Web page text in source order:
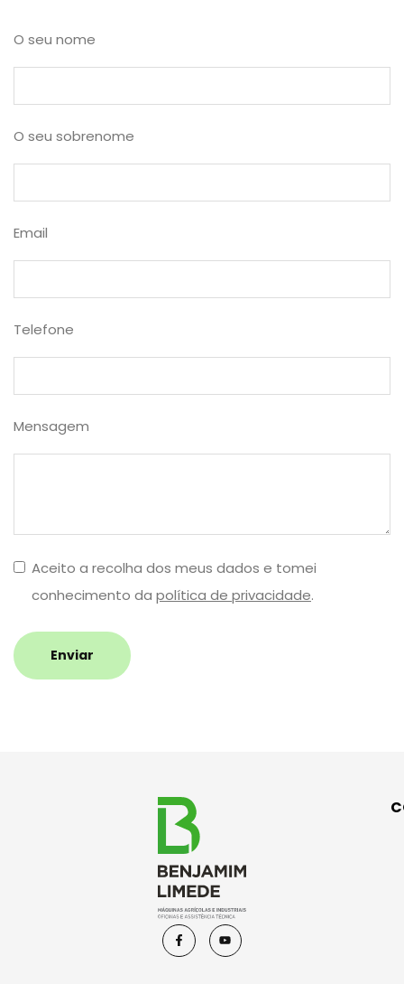
O seu nome
O seu sobrenome
Email
Telefone
Mensagem
Aceito a recolha dos meus dados e tomei
conhecimento da política de privacidade.
Enviar